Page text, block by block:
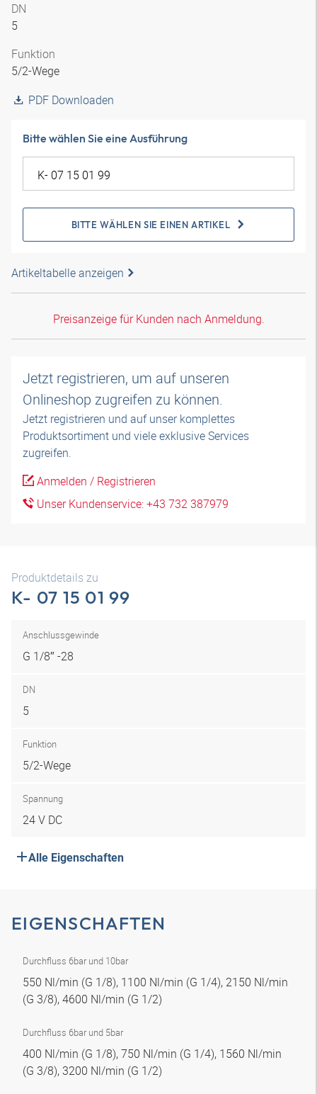
DN
5
Funktion
5/2-Wege
PDF Downloaden
Bitte wählen Sie eine Ausführung
BITTE WÄHLEN SIE EINEN ARTIKEL
Artikeltabelle anzeigen
Preisanzeige für Kunden nach Anmeldung.
Jetzt registrieren, um auf unseren
Onlineshop zugreifen zu können.
Jetzt registrieren und auf unser komplettes
Produktsortiment und viele exklusive Services
zugreifen.
Anmelden / Registrieren
Unser Kundenservice: +43 732 387979
Produktdetails zu
K- 07 15 01 99
Anschlussgewinde
G 1/8″ -28
DN
5
Funktion
5/2-Wege
Spannung
24 V DC
Alle Eigenschaften
EIGENSCHAFTEN
Durchfluss 6bar und 10bar
550 Nl/min (G 1/8), 1100 Nl/min (G 1/4), 2150 Nl/min
(G 3/8), 4600 Nl/min (G 1/2)
Durchfluss 6bar und 5bar
400 Nl/min (G 1/8), 750 Nl/min (G 1/4), 1560 Nl/min
(G 3/8), 3200 Nl/min (G 1/2)